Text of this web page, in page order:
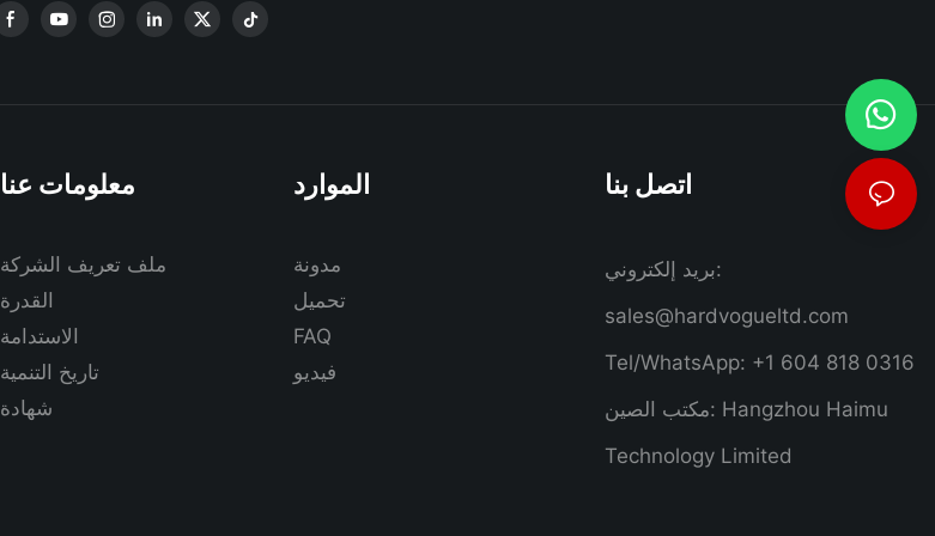
معلومات عنا
ملف تعريف الشركة
القدرة
الاستدامة
تاريخ التنمية
شهادة
الموارد
مدونة
تحميل
FAQ
فيديو
اتصل بنا
بريد إلكتروني:
sales@hardvogueltd.com
Tel/WhatsApp: +1 604 818 0316
مكتب الصين: Hangzhou Haimu
Technology Limited